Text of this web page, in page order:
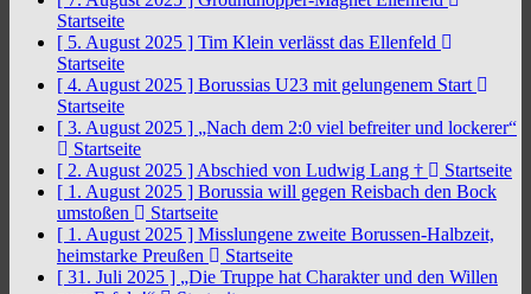
Startseite
[ 5. August 2025 ] Tim Klein verlässt das Ellenfeld
Startseite
[ 4. August 2025 ] Borussias U23 mit gelungenem Start
Startseite
[ 3. August 2025 ] „Nach dem 2:0 viel befreiter und lockerer“
Startseite
[ 2. August 2025 ] Abschied von Ludwig Lang †
Startseite
[ 1. August 2025 ] Borussia will gegen Reisbach den Bock
umstoßen
Startseite
[ 1. August 2025 ] Misslungene zweite Borussen-Halbzeit,
heimstarke Preußen
Startseite
[ 31. Juli 2025 ] „Die Truppe hat Charakter und den Willen